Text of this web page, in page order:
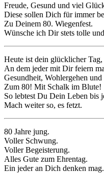
Freude, Gesund und viel
Diese sollen Dich für immer
Zu Deinem 80. Wiegenfest.
Wünsche ich Dir stets tolle
Heute ist dein glücklicher Tag,
An dem jeder mit Dir feiern
Gesundheit, Wohlergehen und
Zum 80! Mit Schalk im Blute!
So lebtest Du Dein Leben bis
Mach weiter so, es fetzt.
80 Jahre jung.
Voller Schwung.
Voller Begeisterung.
Alles Gute zum Ehrentag.
Ein jeder an Dich denken mag.